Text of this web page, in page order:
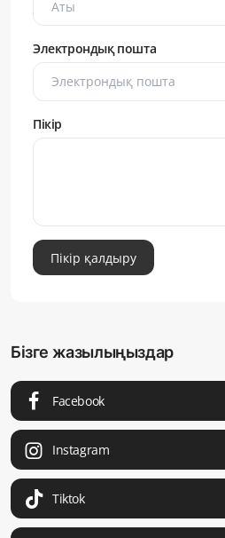
Электрондық пошта
Пікір
Пікір қалдыру
Бізге жазылыңыздар
Facebook
Instagram
Tiktok